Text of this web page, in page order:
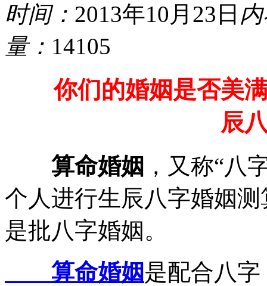
时间： 2013年10月23日
量： 14105
你们的婚姻是否美满
辰
算命婚姻 ，又称“八
个人进行生辰八字婚姻
是批八字婚姻。
算命婚姻是配合八